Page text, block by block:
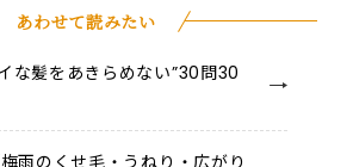
あわせて読みたい
な髪をあきらめない”30問30
雨のくせ毛・うねり・広がり